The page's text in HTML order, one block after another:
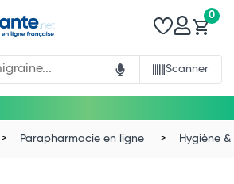
Scanner
0
Parapharmacie en ligne Hygiène